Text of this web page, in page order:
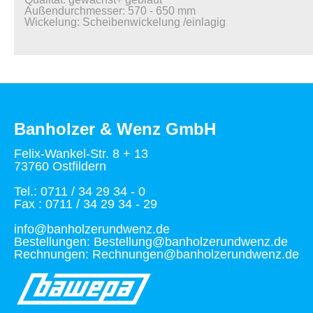
Außendurchmesser: 570 - 650 mm
Wickelung: Scheibenwickelung /einlagig
Banholzer & Wenz GmbH
Felix-Wankel-Str. 8 + 13
73760 Ostfildern
Tel.: 0711 / 34 29 34 - 0
Fax : 0711 / 34 29 34 - 29
info@banholzerundwenz.de
Bestellungen: Bestellung@banholzerundwenz.de
Rechnungen: Rechnungen@banholzerundwenz.de